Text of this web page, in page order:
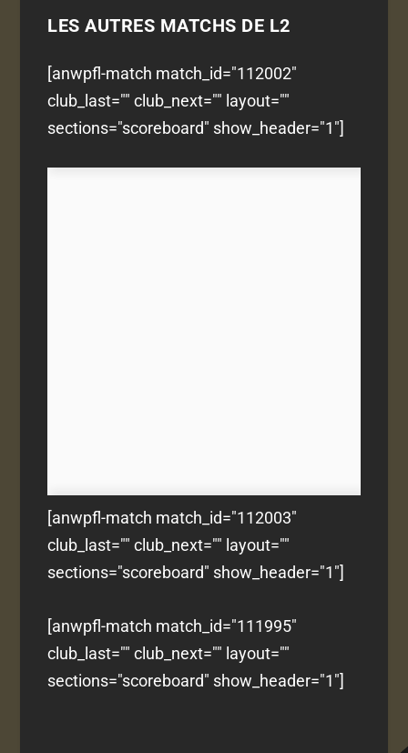
LES AUTRES MATCHS DE L2
[anwpfl-match match_id="112002"
club_last="" club_next="" layout=""
sections="scoreboard" show_header="1"]
[anwpfl-match match_id="112003"
club_last="" club_next="" layout=""
sections="scoreboard" show_header="1"]
[anwpfl-match match_id="111995"
club_last="" club_next="" layout=""
sections="scoreboard" show_header="1"]